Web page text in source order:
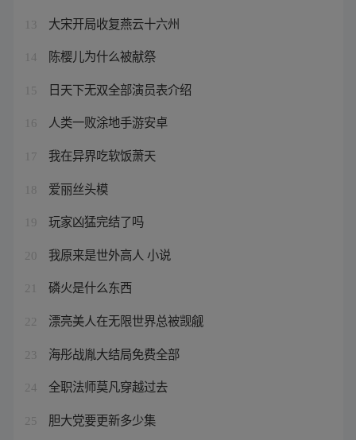
13 大宋开局收复燕云十六州
14 陈樱儿为什么被献祭
15 日天下无双全部演员表介绍
16 人类一败涂地手游安卓
17 我在异界吃软饭萧天
18 爱丽丝头模
19 玩家凶猛完结了吗
20 我原来是世外高人 小说
21 磷火是什么东西
22 漂亮美人在无限世界总被觊觎
23 海彤战胤大结局免费全部
24 全职法师莫凡穿越过去
25 胆大党要更新多少集